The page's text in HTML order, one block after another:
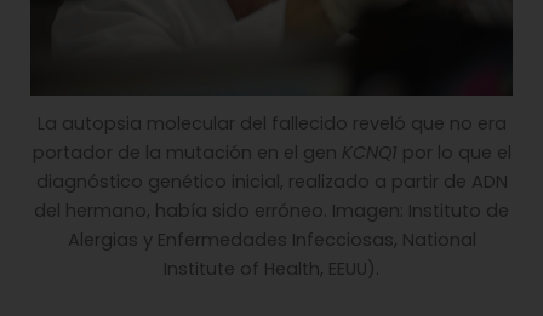
La autopsia molecular del fallecido reveló que no era
portador de la mutación en el gen KCNQ1 por lo que el
diagnóstico genético inicial, realizado a partir de ADN
del hermano, había sido erróneo. Imagen: Instituto de
Alergias y Enfermedades Infecciosas, National
Institute of Health, EEUU).